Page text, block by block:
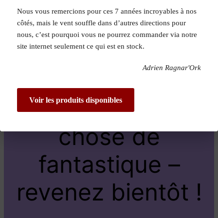
Pardon pour le
dérangement !
Nous travaillons
sur quelque
chose de
fantastique –
revenez bientôt !
Nous vous remercions pour ces 7 années incroyables à nos
côtés, mais le vent souffle dans d’autres directions pour
nous, c’est pourquoi vous ne pourrez commander via notre
site internet seulement ce qui est en stock.
Adrien Ragnar'Ork
Voir les produits disponibles